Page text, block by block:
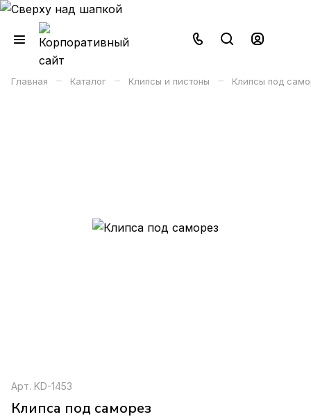
Главная – Каталог – Клипсы и пистоны – Клипсы под
Арт. KD-1453
Клипса под саморез